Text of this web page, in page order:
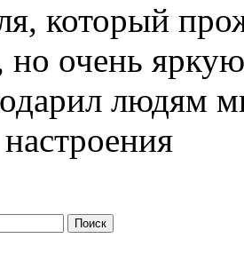
который
но очень яркую
людям